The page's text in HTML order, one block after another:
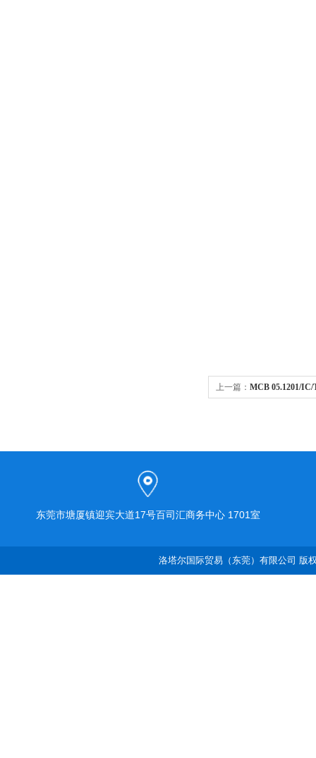
上一篇： MCB 05.1201/
东莞市塘厦镇迎宾大道17号百司汇商务中心 1701室
洛塔尔国际贸易（东莞）有限公司 版